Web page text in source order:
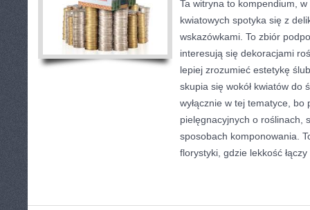
Ta witryna to kompendium,
kwiatowych spotyka się z
wskazówkami. To zbiór
interesują się dekoracjami
lepiej zrozumieć estetykę
skupia się wokół kwiatów do
wyłącznie w tej tematyce,
pielęgnacyjnych o roślinach,
sposobach komponowania.
florystyki, gdzie lekkość łączy